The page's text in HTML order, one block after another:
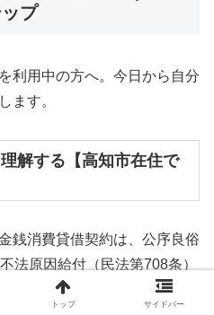
プ
利用中の方へ。今日から自分
ます。
解する【高知市在住で
銭消費貸借契約は、公序良俗
法原因給付（民法第708条）
効です。高知市在住であって
トップ サイドバー